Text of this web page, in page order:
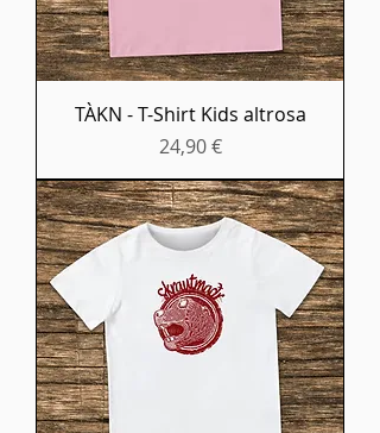
TÀKN - T-Shirt Kids altrosa
Preis
24,90 €